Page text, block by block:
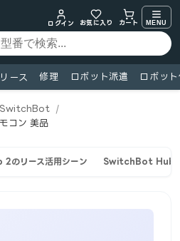
ログイン
お気に入り カート MENU
リース 修理 ロボット派遣 ロボッ
SwitchBot
/
コン 美品
2のリース活用シーン SwitchBot Hub 2